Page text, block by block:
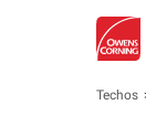
Techos